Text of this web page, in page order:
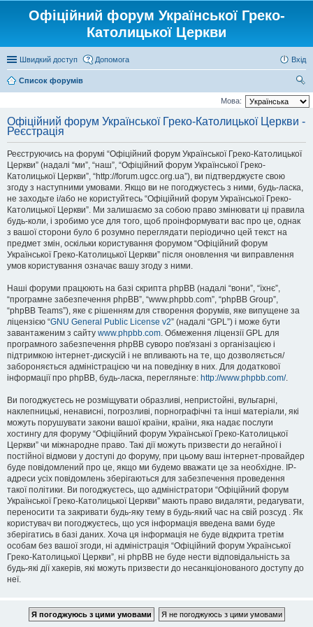
Офіційний форум Української Греко-
Католицької Церкви
Швидкий доступ Допомога Вхід
Список форумів
ош
Мова:
Офіційний форум Української Греко-Католицької Церкви -
Реєстрація
Реєструючись на форумі “Офіційний форум Української Греко-Католицької
Церкви” (надалі “ми”, “наш”, “Офіційний форум Української Греко-
Католицької Церкви”, “http://forum.ugcc.org.ua”), ви підтверджуєте свою
згоду з наступними умовами. Якщо ви не погоджуєтесь з ними, будь-ласка,
не заходьте і/або не користуйтесь “Офіційний форум Української Греко-
Католицької Церкви”. Ми залишаємо за собою право змінювати ці правила
будь-коли, і зробимо усе для того, щоб проінформувати вас про це, однак
з вашої сторони було б розумно переглядати періодично цей текст на
предмет змін, оскільки користування форумом “Офіційний форум
Української Греко-Католицької Церкви” після оновлення чи виправлення
умов користування означає вашу згоду з ними.
Наші форуми працюють на базі скрипта phpBB (надалі “вони”, “їхнє”,
“програмне забезпечення phpBB”, “www.phpbb.com”, “phpBB Group”,
“phpBB Teams”), яке є рішенням для створення форумів, яке випущене за
ліцензією “GNU General Public License v2” (надалі “GPL”) і може бути
завантаженим з сайту www.phpbb.com. Обмеження ліцензії GPL для
програмного забезпечення phpBB суворо пов'язані з організацією і
підтримкою інтернет-дискусій і не впливають на те, що дозволяється/
забороняється адміністрацією чи на поведінку в них. Для додаткової
інформації про phpBB, будь-ласка, перегляньте: http://www.phpbb.com/.
Ви погоджуєтесь не розміщувати образливі, непристойні, вульгарні,
наклепницькі, ненависні, погрозливі, порнографічні та інші матеріали, які
можуть порушувати закони вашої країни, країни, яка надає послуги
хостингу для форуму “Офіційний форум Української Греко-Католицької
Церкви” чи міжнародне право. Такі дії можуть призвести до негайної і
постійної відмови у доступі до форуму, при цьому ваш інтернет-провайдер
буде повідомлений про це, якщо ми будемо вважати це за необхідне. IP-
адреси усіх повідомлень зберігаються для забезпечення проведення
такої політики. Ви погоджуєтесь, що адміністратори “Офіційний форум
Української Греко-Католицької Церкви” мають право видаляти, редагувати,
переносити та закривати будь-яку тему в будь-який час на свій розсуд . Як
користувач ви погоджуєтесь, що уся інформація введена вами буде
зберігатись в базі даних. Хоча ця інформація не буде відкрита третім
особам без вашої згоди, ні адміністрація “Офіційний форум Української
Греко-Католицької Церкви”, ні phpBB не буде нести відповідальність за
будь-які дії хакерів, які можуть призвести до несанкціонованого доступу до
неї.